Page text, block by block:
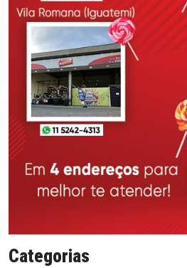
Categorias